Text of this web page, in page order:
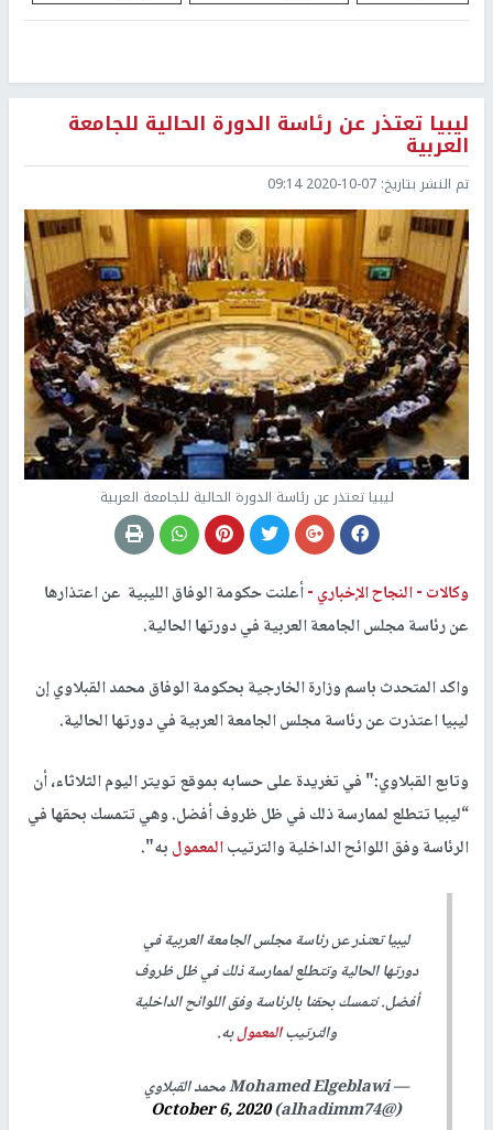
ليبيا تعتذر عن رئاسة الدورة الحالية للجامعة
العربية
تم النشر بتاريخ: 2020-10-07 09:14
ليبيا تعتذر عن رئاسة الدورة الحالية للجامعة العربية
وكالات -النجاح الإخباري -أعلنت حكومة الوفاق الليبية عن اعتذارها
عن رئاسة مجلس الجامعة العربية في دورتها الحالية.
واكد المتحدث باسم وزارة الخارجية بحكومة الوفاق محمد القبلاوي إن
ليبيا اعتذرت عن رئاسة مجلس الجامعة العربية في دورتها الحالية.
وتابع القبلاوي:" في تغريدة على حسابه بموقع تويتر اليوم الثلاثاء، أن
“ليبيا تتطلع لممارسة ذلك في ظل ظروف أفضل. وهي تتمسك بحقها في
الرئاسة وفق اللوائح الداخلية والترتيبالمعمولبه".
ليبيا تعتذر عن رئاسة مجلس الجامعة العربية في
دورتها الحالية وتتطلع لممارسة ذلك في ظل ظروف
أفضل. نتمسك بحقنا بالرئاسة وفق اللوائح الداخلية
والترتيبالمعمولبه.
— Mohamed Elgeblawi محمد القبلاوي
(@alhadimm74)
October 6, 2020